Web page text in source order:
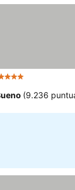
Estrellas
(9.236